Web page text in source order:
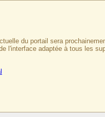
du portail sera
l'interface adaptée à tous les